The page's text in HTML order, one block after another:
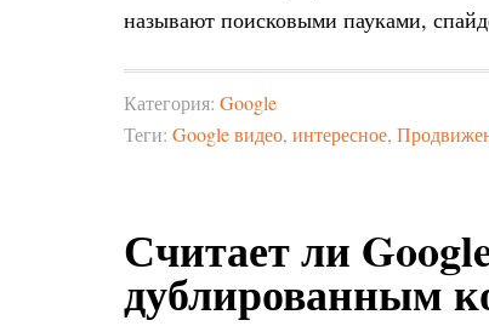
называют поисковыми пауками,
Категория: Google
Теги: Google видео, интересное,
Считает ли
дублированным